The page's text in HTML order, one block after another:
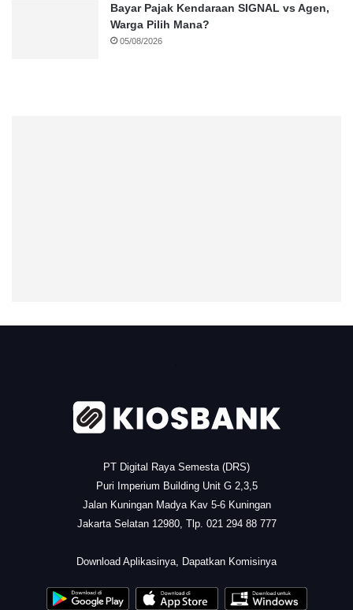
Bayar Pajak Kendaraan SIGNAL vs Agen,
Warga Pilih Mana?
05/08/2026
PT Digital Raya Semesta (DRS)
Puri Imperium Building Unit G 2,3,5
Jalan Kuningan Madya Kav 5-6 Kuningan
Jakarta Selatan 12980, Tlp. 021 294 88 777
Download Aplikasinya, Dapatkan Komisinya